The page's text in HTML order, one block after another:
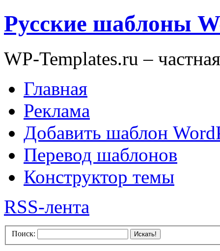
Русские шаблоны
WP-Templates.ru –
Главная
Реклама
Добавить шаблон
Перевод шаблонов
Конструктор темы
RSS-лента
Поиск: Искать!